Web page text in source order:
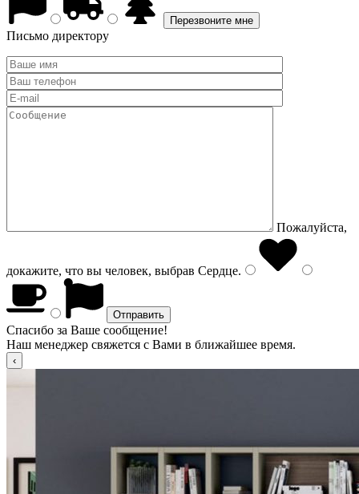
Письмо директору
Пожалуйста,
докажите, что вы человек, выбрав Сердце.
Спасибо за Ваше сообщение!
Наш менеджер свяжется с Вами в ближайшее время.